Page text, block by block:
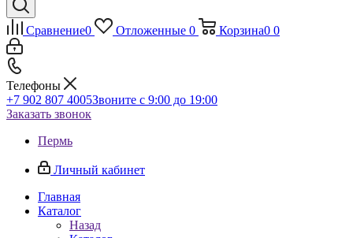
Сравнение0 Отложенные 0 Корзина0 0
Телефоны
+7 902 807 4005Звоните с 9:00 до 19:00
Заказать звонок
Пермь
Личный кабинет
Главная
Каталог
Назад